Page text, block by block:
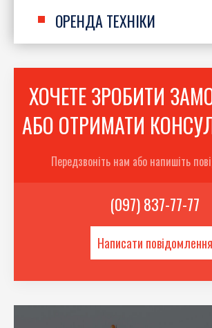
ОРЕНДА ТЕХНІКИ
ХОЧЕТЕ ЗРОБИТИ
АБО ОТРИМАТИ
Передзвоніть нам або напишіть
(097) 837-77-77
Написати повідомлення